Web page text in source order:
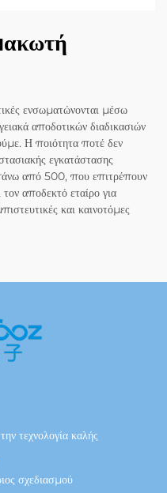
ενσωματώνονται μέσω
αποδοτικών διαδικασιών
Η ποιότητα ποτέ δεν
εγκατάστασης
από 500, που επιτρέπουν
αποδεκτό εταίρο για
και καινοτόμες
τεχνολογία καλής
σχεδιασμού